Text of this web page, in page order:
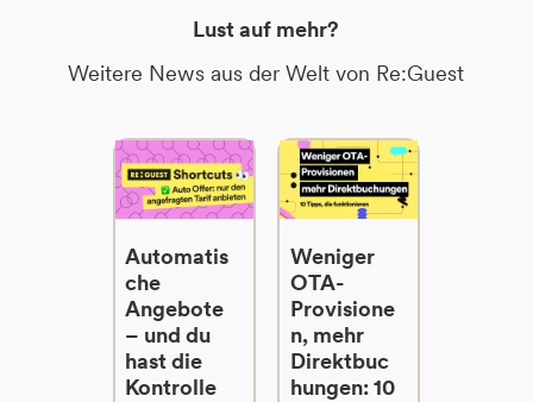
Lust auf mehr?
Weitere News aus der Welt von Re:Guest
Automatis
che
Angebote
– und du
hast die
Kontrolle
Weniger
OTA-
Provisione
n, mehr
Direktbuc
hungen: 10